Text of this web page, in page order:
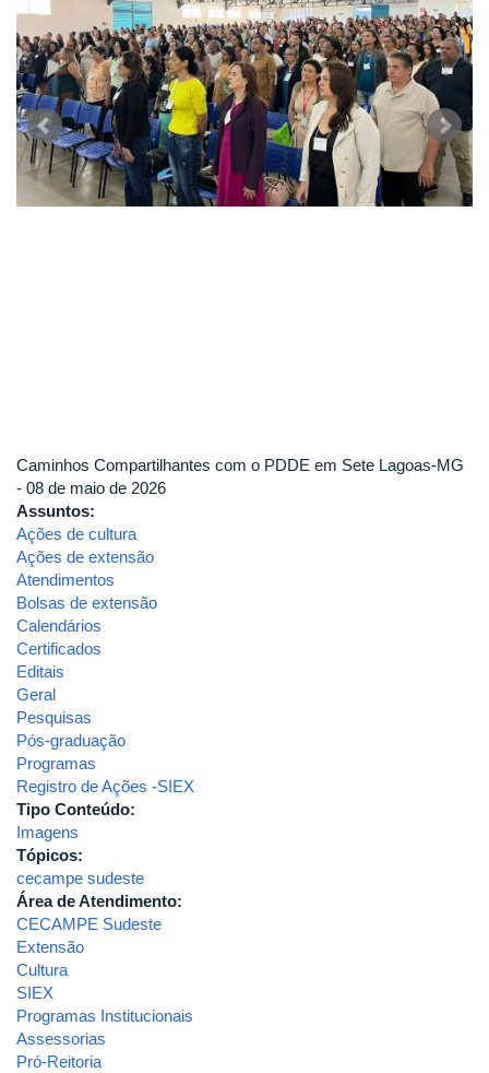
Caminhos Compartilhantes com o PDDE em Sete Lagoas-MG
- 08 de maio de 2026
Assuntos:
Ações de cultura
Ações de extensão
Atendimentos
Bolsas de extensão
Calendários
Certificados
Editais
Geral
Pesquisas
Pós-graduação
Programas
Registro de Ações -SIEX
Tipo Conteúdo:
Imagens
Tópicos:
cecampe sudeste
Área de Atendimento:
CECAMPE Sudeste
Extensão
Cultura
SIEX
Programas Institucionais
Assessorias
Pró-Reitoria